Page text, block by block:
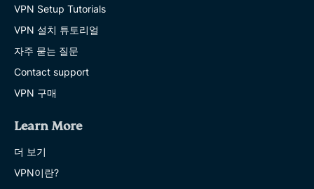
VPN Setup Tutorials
VPN 설치 튜토리얼
자주 묻는 질문
Contact support
VPN 구매
Learn More
더 보기
VPN이란?